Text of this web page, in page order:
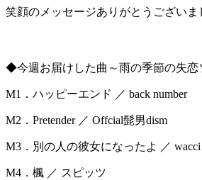
笑顔のメッセージありがとうございま
◆今週お届けした曲～雨の季節の失恋
M1．ハッピーエンド ／ back number
M2．Pretender ／ Offcial髭男dism
M3．別の人の彼女になったよ ／ wacci
M4．楓 ／ スピッツ